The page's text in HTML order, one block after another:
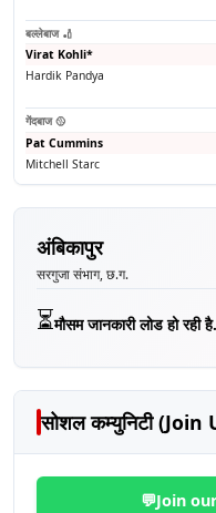
बल्लेबाज 🏏
Virat Kohli*
Hardik Pandya
गेंदबाज 🥎
Pat Cummins
Mitchell Starc
अंबिकापुर
सरगुजा संभाग, छ.ग.
⏳मौसम जानकारी लोड हो रही
सोशल कम्युनिटी (Join
💬Join